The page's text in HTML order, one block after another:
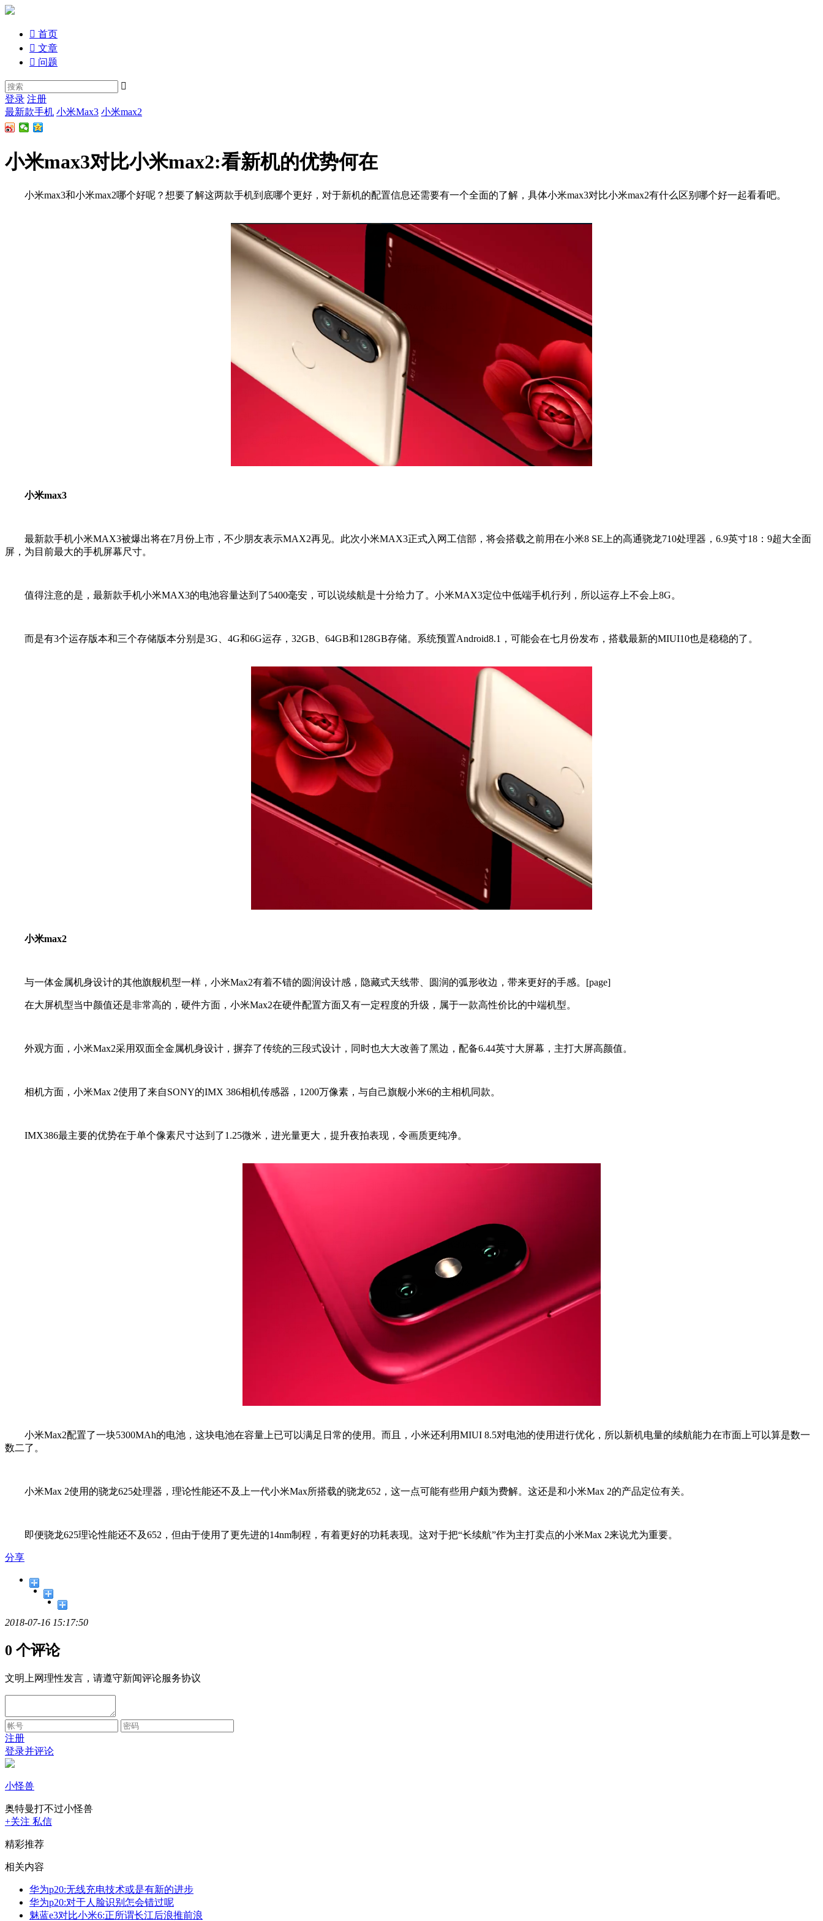
 首页
 文章
 问题

登录 注册
最新款手机 小米Max3 小米max2
小米max3对比小米max2:看新机的优势何在
小米max3和小米max2哪个好呢？想要了解这两款手机到底哪个更好，对于新机的配置信息还需要有一个全面的了解，具体小米max3对比小米max2有什么区别哪个好一起看看吧。
小米max3
最新款手机小米MAX3被爆出将在7月份上市，不少朋友表示MAX2再见。此次小米MAX3正式入网工信部，将会搭载之前用在小米8 SE上的高通骁龙710处理器，6.9英寸18：9超大全面
屏，为目前最大的手机屏幕尺寸。
值得注意的是，最新款手机小米MAX3的电池容量达到了5400毫安，可以说续航是十分给力了。小米MAX3定位中低端手机行列，所以运存上不会上8G。
而是有3个运存版本和三个存储版本分别是3G、4G和6G运存，32GB、64GB和128GB存储。系统预置Android8.1，可能会在七月份发布，搭载最新的MIUI10也是稳稳的了。
小米max2
与一体金属机身设计的其他旗舰机型一样，小米Max2有着不错的圆润设计感，隐藏式天线带、圆润的弧形收边，带来更好的手感。[page]
在大屏机型当中颜值还是非常高的，硬件方面，小米Max2在硬件配置方面又有一定程度的升级，属于一款高性价比的中端机型。
外观方面，小米Max2采用双面全金属机身设计，摒弃了传统的三段式设计，同时也大大改善了黑边，配备6.44英寸大屏幕，主打大屏高颜值。
相机方面，小米Max 2使用了来自SONY的IMX 386相机传感器，1200万像素，与自己旗舰小米6的主相机同款。
IMX386最主要的优势在于单个像素尺寸达到了1.25微米，进光量更大，提升夜拍表现，令画质更纯净。
小米Max2配置了一块5300MAh的电池，这块电池在容量上已可以满足日常的使用。而且，小米还利用MIUI 8.5对电池的使用进行优化，所以新机电量的续航能力在市面上可以算是数一
数二了。
小米Max 2使用的骁龙625处理器，理论性能还不及上一代小米Max所搭载的骁龙652，这一点可能有些用户颇为费解。这还是和小米Max 2的产品定位有关。
即便骁龙625理论性能还不及652，但由于使用了更先进的14nm制程，有着更好的功耗表现。这对于把“长续航”作为主打卖点的小米Max 2来说尤为重要。
分享
2018-07-16 15:17:50
0 个评论
文明上网理性发言，请遵守新闻评论服务协议
注册
登录并评论
小怪兽
奥特曼打不过小怪兽
+关注 私信
精彩推荐
相关内容
华为p20:无线充电技术或是有新的进步
华为p20:对于人脸识别怎会错过呢
魅蓝e3对比小米6:正所谓长江后浪推前浪